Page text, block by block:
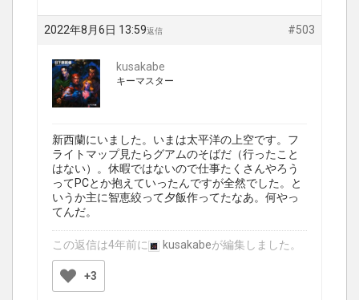
2022年8月6日 13:59 #503
返信
kusakabe
キーマスター
新西蘭にいました。いまは太平洋の上空です。フ
ライトマップ見たらグアムのそばだ（行ったこと
はない）。休暇ではないので仕事たくさんやろう
ってPCとか抱えていったんですが全然でした。と
いうか主に智恵絞って夕飯作ってたなあ。何やっ
てんだ。
この返信は4年前に kusakabeが編集しました。
+3